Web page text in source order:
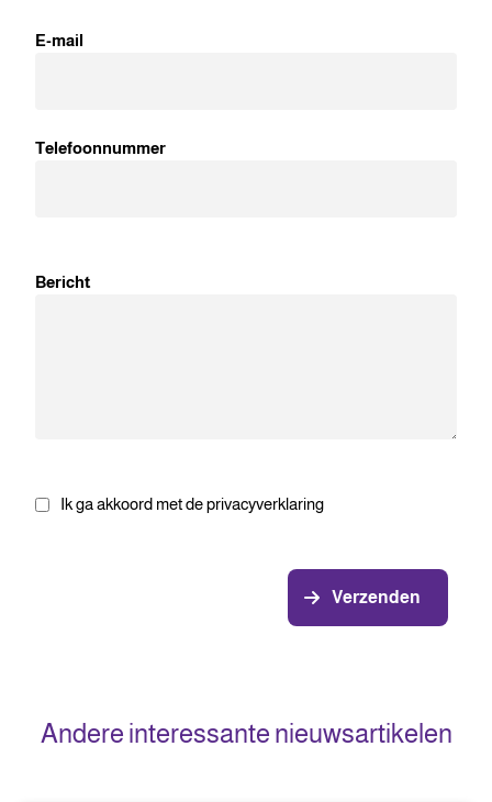
E-mail
Telefoonnummer
Bericht
Ik ga akkoord met de privacyverklaring
Verzenden
Andere interessante nieuwsartikelen